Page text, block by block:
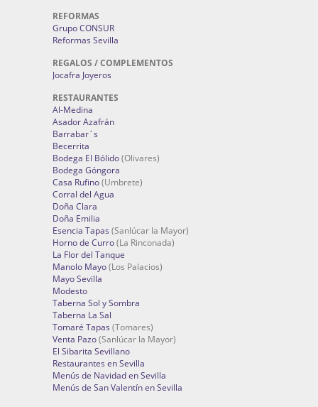
REFORMAS
Grupo CONSUR
Reformas Sevilla
REGALOS / COMPLEMENTOS
Jocafra Joyeros
RESTAURANTES
Al-Medina
Asador Azafrán
Barrabar´s
Becerrita
Bodega El Bólido(Olivares)
Bodega Góngora
Casa Rufino(Umbrete)
Corral del Agua
Doña Clara
Doña Emilia
Esencia Tapas (Sanlúcar la Mayor)
Horno de Curro(La Rinconada)
La Flor del Tanque
Manolo Mayo(Los Palacios)
Mayo Sevilla
Modesto
Taberna Sol y Sombra
Taberna La Sal
Tomaré Tapas (Tomares)
Venta Pazo(Sanlúcar la Mayor)
El Sibarita Sevillano
Restaurantes en Sevilla
Menús de Navidad en Sevilla
Menús de San Valentín en Sevilla